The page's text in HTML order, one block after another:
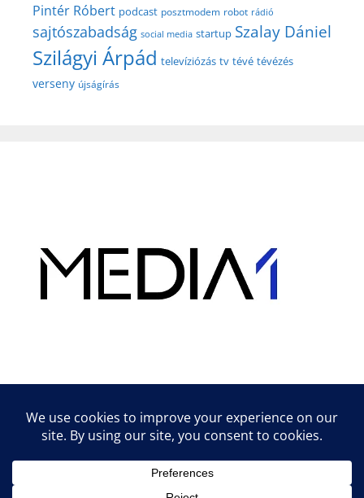
Pintér Róbert podcast posztmodem robot rádió
sajtószabadság social media startup Szalay Dániel
Szilágyi Árpád televíziózás tv tévé tévézés
verseny újságírás
Lifestyle tippek & trükkök